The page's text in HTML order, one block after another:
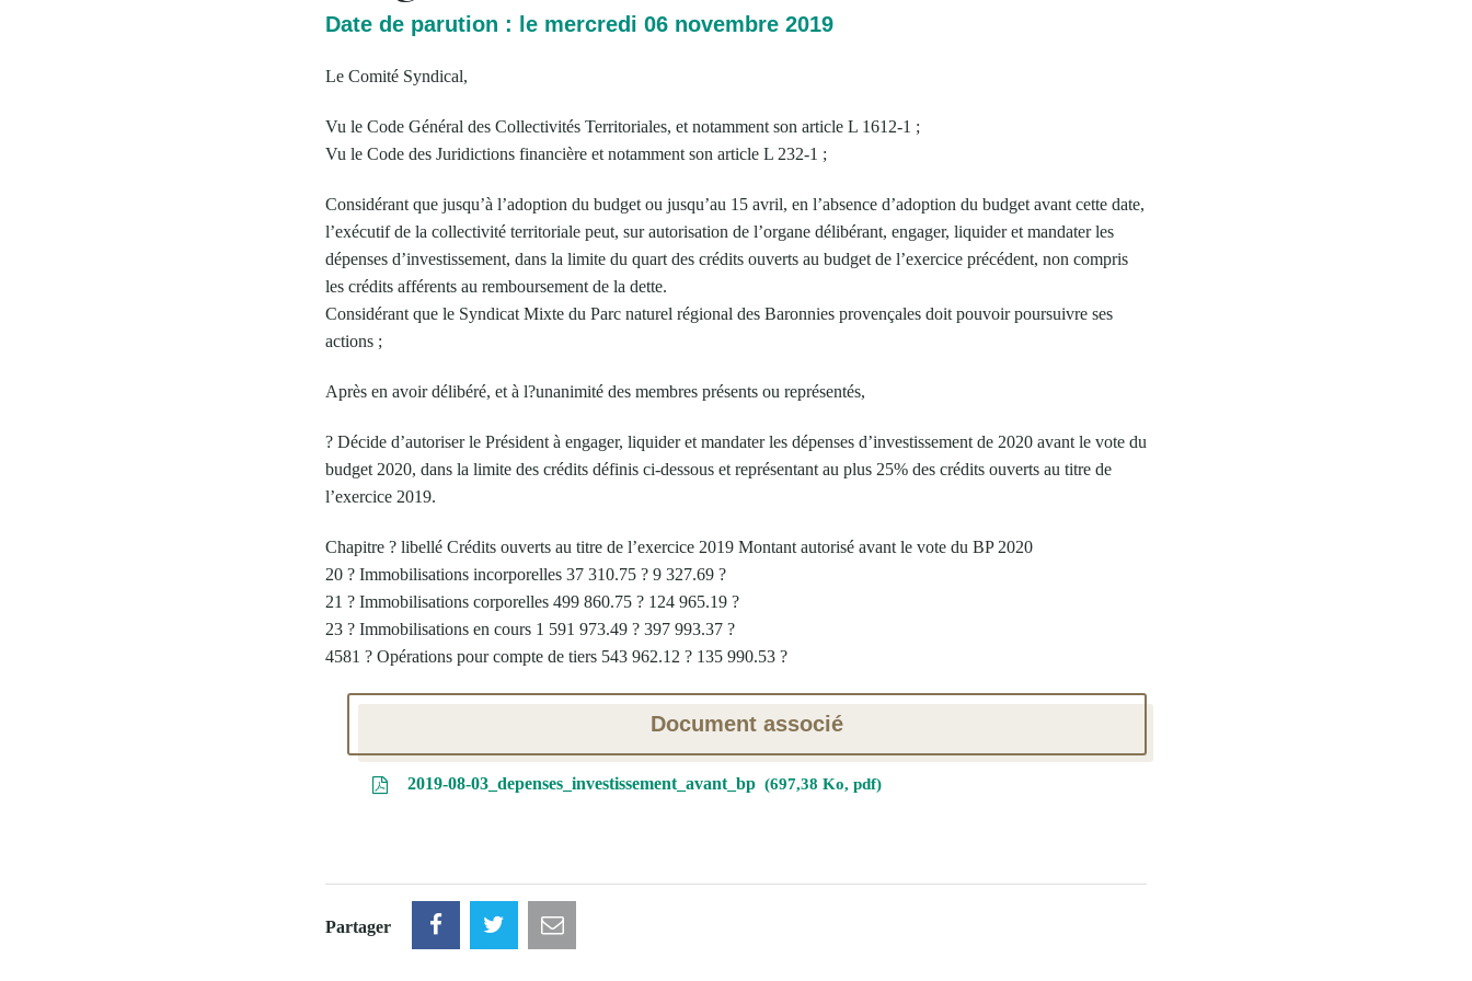
Date de parution : le mercredi 06 novembre 2019
Le Comité Syndical,
Vu le Code Général des Collectivités Territoriales, et notamment son article L 1612-1 ;
Vu le Code des Juridictions financière et notamment son article L 232-1 ;
Considérant que jusqu’à l’adoption du budget ou jusqu’au 15 avril, en l’absence d’adoption du budget avant cette date,
l’exécutif de la collectivité territoriale peut, sur autorisation de l’organe délibérant, engager, liquider et mandater les
dépenses d’investissement, dans la limite du quart des crédits ouverts au budget de l’exercice précédent, non compris
les crédits afférents au remboursement de la dette.
Considérant que le Syndicat Mixte du Parc naturel régional des Baronnies provençales doit pouvoir poursuivre ses
actions ;
Après en avoir délibéré, et à l?unanimité des membres présents ou représentés,
? Décide d’autoriser le Président à engager, liquider et mandater les dépenses d’investissement de 2020 avant le vote du
budget 2020, dans la limite des crédits définis ci-dessous et représentant au plus 25% des crédits ouverts au titre de
l’exercice 2019.
Chapitre ? libellé Crédits ouverts au titre de l’exercice 2019 Montant autorisé avant le vote du BP 2020
20 ? Immobilisations incorporelles 37 310.75 ? 9 327.69 ?
21 ? Immobilisations corporelles 499 860.75 ? 124 965.19 ?
23 ? Immobilisations en cours 1 591 973.49 ? 397 993.37 ?
4581 ? Opérations pour compte de tiers 543 962.12 ? 135 990.53 ?
Document associé
2019-08-03_depenses_investissement_avant_bp 697,38 Ko, pdf
Partager